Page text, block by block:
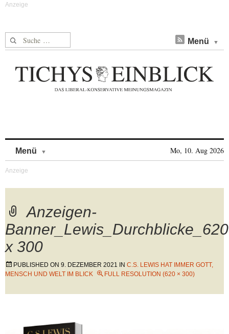
Suche nach: Menü
Menü Mo, 10. Aug 2026
Anzeigen-
Banner_Lewis_Durchblicke_620
x 300
PUBLISHED ON 9. DEZEMBER 2021 IN C.S. LEWIS HAT IMMER GOTT,
MENSCH UND WELT IM BLICK
FULL RESOLUTION (620 × 300)